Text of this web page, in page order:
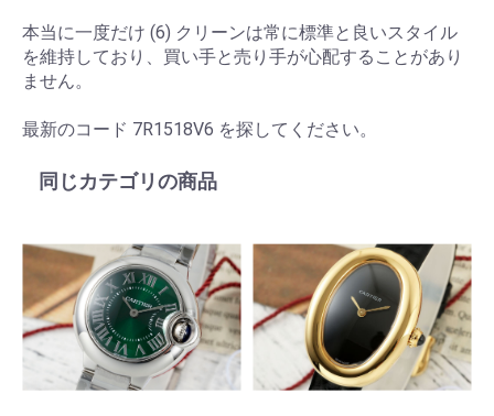
本当に一度だけ (6) クリーンは常に標準と良いスタイル
を維持しており、買い手と売り手が心配することがあり
ません。
最新のコード 7R1518V6 を探してください。
同じカテゴリの商品